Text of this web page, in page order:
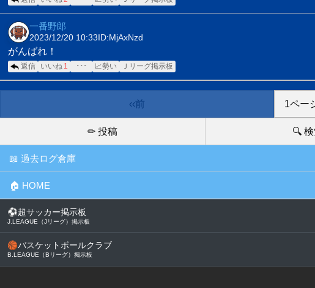
一番野郎
2023/12/20 10:33 ID:MjAxNzd
がんばれ！
返信 いいね 1 ･･･ 📈勢い Ｊリーグ掲示板
‹‹前
✏ 投稿 🔍
📖 過去ログ倉庫
🏠 HOME
⚽超サッカー掲示板
J.LEAGUE（Jリーグ）掲示板
🏀バスケットボールクラブ
B.LEAGUE（Bリーグ）掲示板